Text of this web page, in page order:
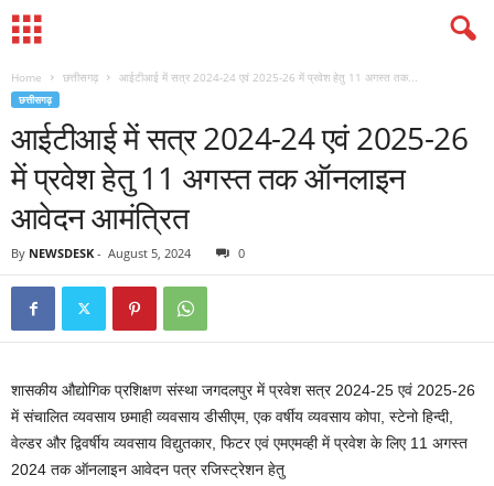
Home छत्तीसगढ़ आईटीआई में सत्र 2024-24 एवं 2025-26 में प्रवेश हेतु 11 अगस्त तक...
छत्तीसगढ़
आईटीआई में सत्र 2024-24 एवं 2025-26
में प्रवेश हेतु 11 अगस्त तक ऑनलाइन
आवेदन आमंत्रित
By NEWSDESK - August 5, 2024 0
शासकीय औद्योगिक प्रशिक्षण संस्था जगदलपुर में प्रवेश सत्र 2024-25 एवं 2025-26
में संचालित व्यवसाय छमाही व्यवसाय डीसीएम, एक वर्षीय व्यवसाय कोपा, स्टेनो हिन्दी,
वेल्डर और द्विवर्षीय व्यवसाय विद्युतकार, फिटर एवं एमएमव्ही में प्रवेश के लिए 11 अगस्त
2024 तक ऑनलाइन आवेदन पत्र रजिस्ट्रेशन हेतु